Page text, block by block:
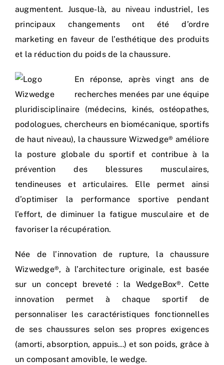
augmentent. Jusque-là, au niveau industriel, les
principaux changements ont été d’ordre
marketing en faveur de l’esthétique des produits
et la réduction du poids de la chaussure.
En réponse, après vingt ans de
recherches menées par une équipe
pluridisciplinaire (médecins, kinés, ostéopathes,
podologues, chercheurs en biomécanique, sportifs
de haut niveau), la chaussureWizwedge® améliore
la posture globale du sportif et contribue à la
prévention des blessures musculaires,
tendineuses et articulaires. Elle permet ainsi
d’optimiser la performance sportive pendant
l’effort, de diminuer la fatigue musculaire et de
favoriser la récupération.
Née de l’innovation de rupture, la chaussure
Wizwedge®, à l’architecture originale, est basée
sur un concept breveté : la WedgeBox®. Cette
innovation permet à chaque sportif de
personnaliser les caractéristiques fonctionnelles
de ses chaussures selon ses propres exigences
(amorti, absorption, appuis…) et son poids, grâce à
un composant amovible, le wedge.